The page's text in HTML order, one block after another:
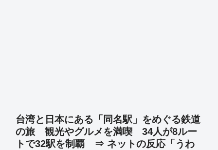
台湾と日本にある「同名駅」をめぐる鉄道
の旅 観光やグルメを満喫 34人が8ルー
トで32駅を制覇 ⇒ ネットの反応「うわ